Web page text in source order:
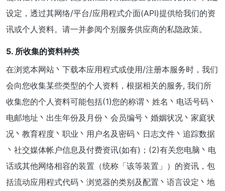
设定，透过其网络/平台/应用程式介面(API)提供给我们的资
讯或个人资料。请一并参阅个别服务供应商的私隐政策。
5. 所收集的资料种类
在浏览本网站丶下载本应用程式或使用/注册本服务时，我们
会向您收集某些类型的个人资料，根据相关的服务, 我们所
收集您的个人资料可能包括(1)您的称谓丶姓名丶电话号码丶
电邮地址丶出生年份及月份丶会员编号丶婚姻状况丶家庭状
况丶教育程度丶职业丶用户名及密码丶日志文件丶追踪数据
丶社交媒体帐户信息及付费资讯(如有)；(2)有关您电脑丶电
话或其他网络相容的装置（统称「该等装置」）的资讯，包
括流动应用程式代码丶浏览器的类别及配置丶语言设定丶地